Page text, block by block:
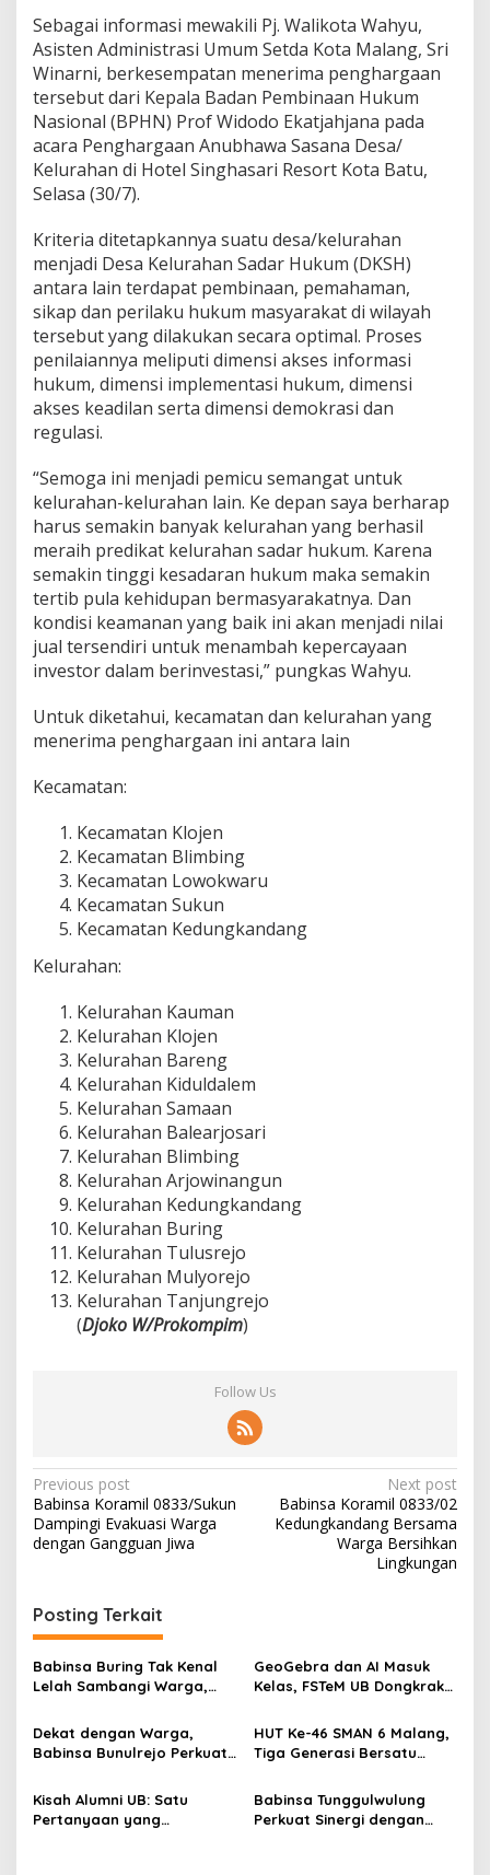
n
g
h
r
g
a
a
u
b
h
a
w
a
S
a
s
Sebagai informasi mewakili Pj. Walikota Wahyu,
Asisten Administrasi Umum Setda Kota Malang, Sri
Winarni, berkesempatan menerima penghargaan
tersebut dari Kepala Badan Pembinaan Hukum
Nasional (BPHN) Prof Widodo Ekatjahjana pada
acara Penghargaan Anubhawa Sasana Desa/
Kelurahan di Hotel Singhasari Resort Kota Batu,
Selasa (30/7).
Kriteria ditetapkannya suatu desa/kelurahan
menjadi Desa Kelurahan Sadar Hukum (DKSH)
antara lain terdapat pembinaan, pemahaman,
sikap dan perilaku hukum masyarakat di wilayah
tersebut yang dilakukan secara optimal. Proses
penilaiannya meliputi dimensi akses informasi
hukum, dimensi implementasi hukum, dimensi
akses keadilan serta dimensi demokrasi dan
regulasi.
“Semoga ini menjadi pemicu semangat untuk
kelurahan-kelurahan lain. Ke depan saya berharap
harus semakin banyak kelurahan yang berhasil
meraih predikat kelurahan sadar hukum. Karena
semakin tinggi kesadaran hukum maka semakin
tertib pula kehidupan bermasyarakatnya. Dan
kondisi keamanan yang baik ini akan menjadi nilai
jual tersendiri untuk menambah kepercayaan
investor dalam berinvestasi,” pungkas Wahyu.
Untuk diketahui, kecamatan dan kelurahan yang
menerima penghargaan ini antara lain
Kecamatan:
Kecamatan Klojen
Kecamatan Blimbing
Kecamatan Lowokwaru
Kecamatan Sukun
Kecamatan Kedungkandang
Kelurahan:
Kelurahan Kauman
⁠Kelurahan Klojen
Kelurahan Bareng
Kelurahan Kiduldalem
Kelurahan Samaan
Kelurahan Balearjosari
Kelurahan Blimbing
Kelurahan Arjowinangun
Kelurahan Kedungkandang
Kelurahan Buring
Kelurahan Tulusrejo
Kelurahan Mulyorejo
Kelurahan Tanjungrejo
(Djoko W/Prokompim)
Follow Us
P
o
s
n
a
v
i
g
a
t
i
Previous post
Babinsa Koramil 0833/Sukun
Dampingi Evakuasi Warga
dengan Gangguan Jiwa
Next post
Babinsa Koramil 0833/02
Kedungkandang Bersama
Warga Bersihkan
Lingkungan
Posting Terkait
Babinsa Buring Tak Kenal
Lelah Sambangi Warga,
Jaga Kamtibmas
GeoGebra dan AI Masuk
Kelas, FSTeM UB Dongkrak
SMAN 1 Krembung
Dekat dengan Warga,
Babinsa Bunulrejo Perkuat
HUT Ke-46 SMAN 6 Malang,
Tiga Generasi Bersatu
Kebersamaan, ini Kata
Untari
Kisah Alumni UB: Satu
Pertanyaan yang
Babinsa Tunggulwulung
Perkuat Sinergi dengan